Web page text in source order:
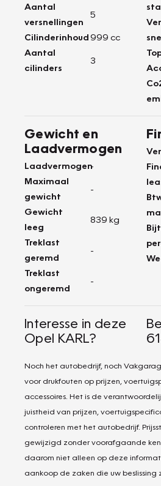
Aantal
versnellingen
5
Cilinderinhoud999 cc
Aantal
cilinders
3
Gewicht en
Laadvermogen
Laadvermogen-
Maximaal
gewicht
-
Gewicht
leeg
839 kg
Treklast
geremd
-
Treklast
ongeremd
-
Interesse in deze
Opel KARL?
Noch het autobedrijf, noch
voor drukfouten op prijzen,
accessoires. Het is de
juistheid van prijzen,
controleren met het autobedrijf.
gewijzigd zonder voorafgaande
daarom niet alleen op deze
aankoop de zaken die uw beslissing